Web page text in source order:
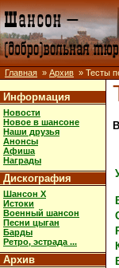
Главная » Архив » Тесты
Информация
Новости
Новое в шансоне
Наши друзья
Анонсы
Афиша
Награды
Дискография
Шансон X
Истоки
Военный шансон
Песни цыган
Барды
Ретро, эстрада ...
Архив